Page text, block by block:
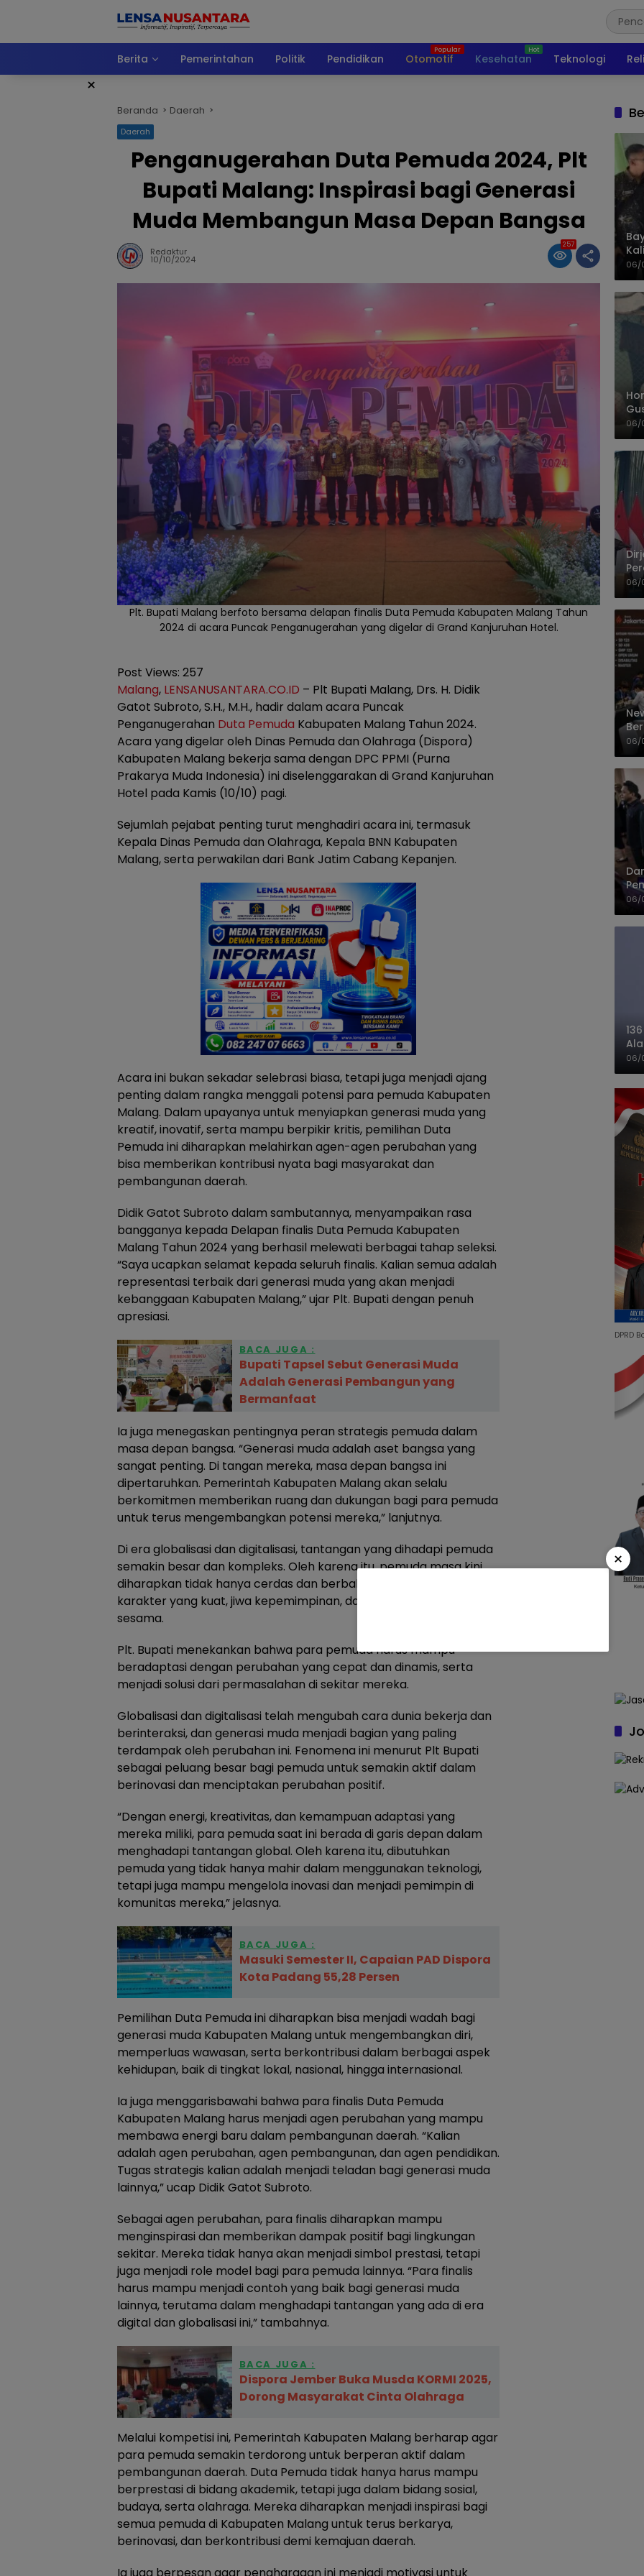
Berita
Pemerintahan Politik Pendidikan Otomotif Kesehatan Teknologi
×
Beranda Daerah
Daerah
Penganugerahan Duta Pemuda 2024, Plt
Bupati Malang: Inspirasi bagi Generasi
Muda Membangun Masa Depan Bangsa
Redaktur
10/10/2024
257
Plt. Bupati Malang berfoto bersama delapan finalis Duta Pemuda Kabupaten Malang Tahun
2024 di acara Puncak Penganugerahan yang digelar di Grand Kanjuruhan Hotel.
Post Views: 257
Malang, LENSANUSANTARA.CO.ID – Plt Bupati Malang, Drs. H. Didik
Gatot Subroto, S.H., M.H., hadir dalam acara Puncak
Penganugerahan Duta Pemuda Kabupaten Malang Tahun 2024.
Acara yang digelar oleh Dinas Pemuda dan Olahraga (Dispora)
Kabupaten Malang bekerja sama dengan DPC PPMI (Purna
Prakarya Muda Indonesia) ini diselenggarakan di Grand Kanjuruhan
Hotel pada Kamis (10/10) pagi.
Sejumlah pejabat penting turut menghadiri acara ini, termasuk
Kepala Dinas Pemuda dan Olahraga, Kepala BNN Kabupaten
Malang, serta perwakilan dari Bank Jatim Cabang Kepanjen.
Acara ini bukan sekadar selebrasi biasa, tetapi juga menjadi ajang
penting dalam rangka menggali potensi para pemuda Kabupaten
Malang. Dalam upayanya untuk menyiapkan generasi muda yang
kreatif, inovatif, serta mampu berpikir kritis, pemilihan Duta
Pemuda ini diharapkan melahirkan agen-agen perubahan yang
bisa memberikan kontribusi nyata bagi masyarakat dan
pembangunan daerah.
Didik Gatot Subroto dalam sambutannya, menyampaikan rasa
bangganya kepada Delapan finalis Duta Pemuda Kabupaten
Malang Tahun 2024 yang berhasil melewati berbagai tahap seleksi.
“Saya ucapkan selamat kepada seluruh finalis. Kalian semua adalah
representasi terbaik dari generasi muda yang akan menjadi
kebanggaan Kabupaten Malang,” ujar Plt. Bupati dengan penuh
apresiasi.
BACA JUGA :
Bupati Tapsel Sebut Generasi Muda
Adalah Generasi Pembangun yang
Bermanfaat
Ia juga menegaskan pentingnya peran strategis pemuda dalam
masa depan bangsa. “Generasi muda adalah aset bangsa yang
sangat penting. Di tangan mereka, masa depan bangsa ini
dipertaruhkan. Pemerintah Kabupaten Malang akan selalu
berkomitmen memberikan ruang dan dukungan bagi para pemuda
untuk terus mengembangkan potensi mereka,” lanjutnya.
Di era globalisasi dan digitalisasi, tantangan yang dihadapi pemuda
semakin besar dan kompleks. Oleh karena itu, pemuda masa kini
diharapkan tidak hanya cerdas dan berbakat, tetapi juga memiliki
karakter yang kuat, jiwa kepemimpinan, dan kepedulian terhadap
sesama.
Plt. Bupati menekankan bahwa para pemuda harus mampu
beradaptasi dengan perubahan yang cepat dan dinamis, serta
menjadi solusi dari permasalahan di sekitar mereka.
Globalisasi dan digitalisasi telah mengubah cara dunia bekerja dan
berinteraksi, dan generasi muda menjadi bagian yang paling
terdampak oleh perubahan ini. Fenomena ini menurut Plt Bupati
sebagai peluang besar bagi pemuda untuk semakin aktif dalam
berinovasi dan menciptakan perubahan positif.
“Dengan energi, kreativitas, dan kemampuan adaptasi yang
mereka miliki, para pemuda saat ini berada di garis depan dalam
menghadapi tantangan global. Oleh karena itu, dibutuhkan
pemuda yang tidak hanya mahir dalam menggunakan teknologi,
tetapi juga mampu mengelola inovasi dan menjadi pemimpin di
komunitas mereka,” jelasnya.
BACA JUGA :
Masuki Semester II, Capaian PAD Dispora
Kota Padang 55,28 Persen
Pemilihan Duta Pemuda ini diharapkan bisa menjadi wadah bagi
generasi muda Kabupaten Malang untuk mengembangkan diri,
memperluas wawasan, serta berkontribusi dalam berbagai aspek
kehidupan, baik di tingkat lokal, nasional, hingga internasional.
Ia juga menggarisbawahi bahwa para finalis Duta Pemuda
Kabupaten Malang harus menjadi agen perubahan yang mampu
membawa energi baru dalam pembangunan daerah. “Kalian
adalah agen perubahan, agen pembangunan, dan agen pendidikan.
Tugas strategis kalian adalah menjadi teladan bagi generasi muda
lainnya,” ucap Didik Gatot Subroto.
Sebagai agen perubahan, para finalis diharapkan mampu
menginspirasi dan memberikan dampak positif bagi lingkungan
sekitar. Mereka tidak hanya akan menjadi simbol prestasi, tetapi
juga menjadi role model bagi para pemuda lainnya. “Para finalis
harus mampu menjadi contoh yang baik bagi generasi muda
lainnya, terutama dalam menghadapi tantangan yang ada di era
digital dan globalisasi ini,” tambahnya.
BACA JUGA :
Dispora Jember Buka Musda KORMI 2025,
Dorong Masyarakat Cinta Olahraga
Melalui kompetisi ini, Pemerintah Kabupaten Malang berharap agar
para pemuda semakin terdorong untuk berperan aktif dalam
pembangunan daerah. Duta Pemuda tidak hanya harus mampu
berprestasi di bidang akademik, tetapi juga dalam bidang sosial,
budaya, serta olahraga. Mereka diharapkan menjadi inspirasi bagi
semua pemuda di Kabupaten Malang untuk terus berkarya,
berinovasi, dan berkontribusi demi kemajuan daerah.
Ia juga berpesan agar penghargaan ini menjadi motivasi untuk
06/
06/
06/
06/
06/
06/
DPRD
×